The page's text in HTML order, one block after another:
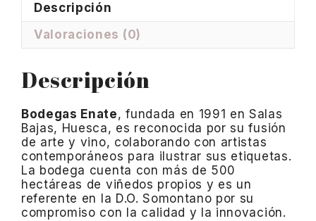
Descripción
Valoraciones (0)
Descripción
Bodegas Enate, fundada en 1991 en Salas
Bajas, Huesca, es reconocida por su fusión
de arte y vino, colaborando con artistas
contemporáneos para ilustrar sus etiquetas.
La bodega cuenta con más de 500
hectáreas de viñedos propios y es un
referente en la D.O. Somontano por su
compromiso con la calidad y la innovación.